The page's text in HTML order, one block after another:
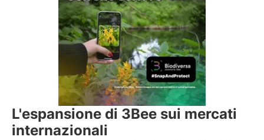
L'espansione di 3Bee sui mercati
internazionali